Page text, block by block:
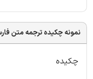
نمونه چکیده ترجمه متن
چکیده